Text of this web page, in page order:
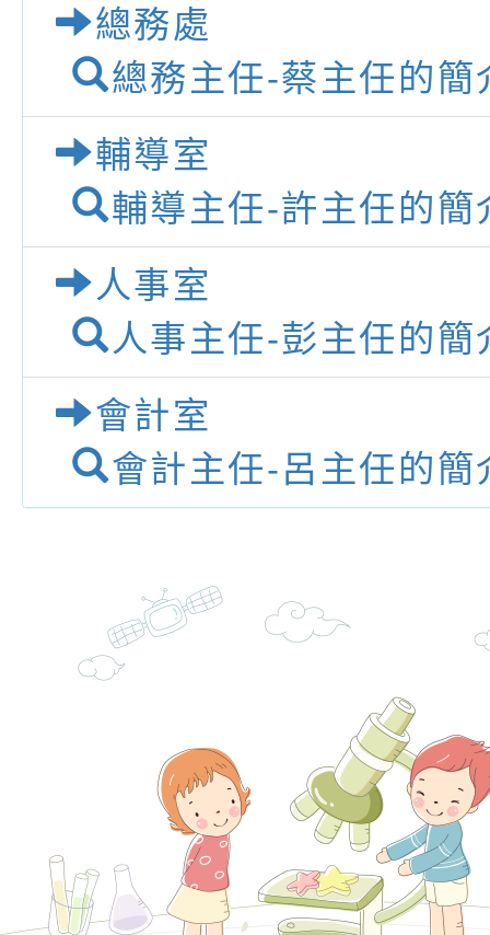
6月交通安全宣導標
份及道安宣導影像素
有關「115年各賣場
設置防災(颱)專區」
信誼基金會於6／27
【打噴嚏、流鼻水、
0-8歲抗過敏照護指
童過敏免疫專家 林
講】親職講座
檢送桃園市政府LED
字稿及LCD託播影片
檢送桃園市政府家庭
「小桃家6月課程資
約幸福生活-婚前教
坊」、「幸福婚姻系
座」、「2026開心
家庭好時光」海報
檢送桃園市政府LED
字稿及LCD託播影（
轉知財團法人天主教
立蘆葦啟智中心辦理
而立》蘆葦三十．創
成果分享會
有關桃園市桃園區西
學辦理115年度區域
充實方案：「視」
覺暫留創意應用與實
檢送桃園市政府LED
字稿及LCD託播影（
有關桃園市桃園區新
學辦理115年度區域
充實方案：「怪創劇
角色驅動的聲音與故
「學生申訴及再申訴
關事項
檢送行政院新聞傳
月份公共服務政策溝
訊
台北松山文創園區5
「櫻桃小丸子原作40
檢送桃園市政府LED
字稿及LCD託播影（
轉知國立臺灣師範大
「115學年度身心障
知能研習」
檢送桃園市政府LED
函轉國立臺灣師範大
「115學年度身心障
有關桃園市八德區大
總務處
總務主任-蔡主任的簡
輔導室
輔導主任-許主任的簡
人事室
人事主任-彭主任的簡
會計室
會計主任-呂主任的簡